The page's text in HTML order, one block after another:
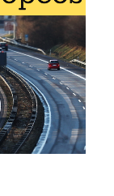
Bas
en los Países